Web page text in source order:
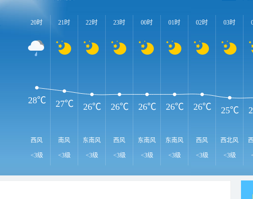
20时
西风
<3级
21时
南风
<3级
22时
东南风
<3级
23时
西风
<3级
00时
东南风
<3级
01时
东南风
<3级
02时
西风
<3级
03时
西北风
<3级
28℃ 27℃ 26℃ 26℃ 26℃ 26℃ 26℃ 25℃